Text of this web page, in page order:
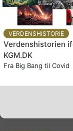
VERDENSHISTORIE
Verdenshistorien
KGM.DK
Fra Big Bang til Covid